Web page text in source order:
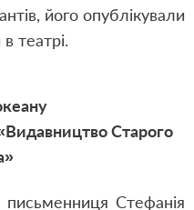
його опублікували
театрі.
Старого
письменниця Стефанія